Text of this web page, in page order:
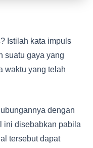
Istilah kata impuls
suatu gaya yang
waktu yang telah
dengan
ini disebabkan pabila
tersebut dapat